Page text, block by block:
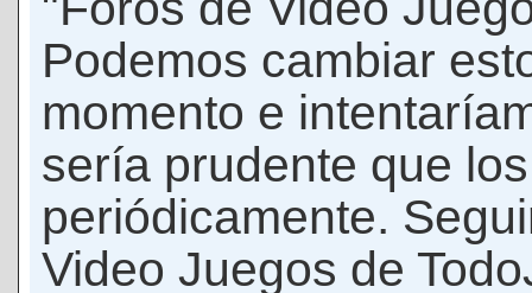
Podemos cambiar
momento e
sería prudente que
periódicamente.
Video Juegos de